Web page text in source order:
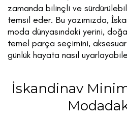
zamanda bilinçli ve
temsil eder. Bu yazımızda,
moda dünyasındaki yerini, doğal
temel parça seçimini,
günlük hayata nasıl
İskandinav